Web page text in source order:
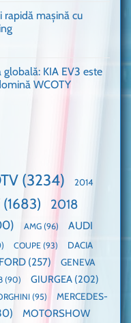
rapidă mașină cu
KIA EV3 este
WCOTY
(3234) 2014
(1683)
2018
AMG (96)
AUDI
COUPE (93)
DACIA
FORD (257)
GENEVA
(90) GIURGEA (202)
(95)
MERCEDES-
MOTORSHOW